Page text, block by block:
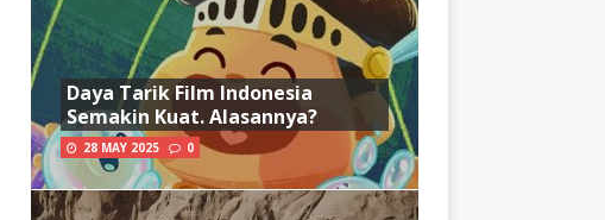
Daya Tarik Film Indonesia
Semakin Kuat. Alasannya?
28 MAY 2025 0